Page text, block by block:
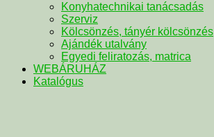
Konyhatechnikai tanácsadás
Szerviz
Kölcsönzés, tányér kölcsönzés
Ajándék utalvány
Egyedi feliratozás, matrica
WEBÁRUHÁZ
Katalógus